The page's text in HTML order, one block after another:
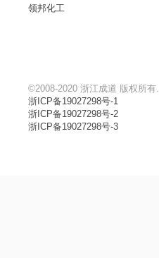
领邦化工
©2008-2020 浙江成道 版权所有.
浙ICP备19027298号-1
浙ICP备19027298号-2
浙ICP备19027298号-3